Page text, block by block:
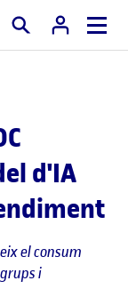
Cercar
d'IA
el consum
i